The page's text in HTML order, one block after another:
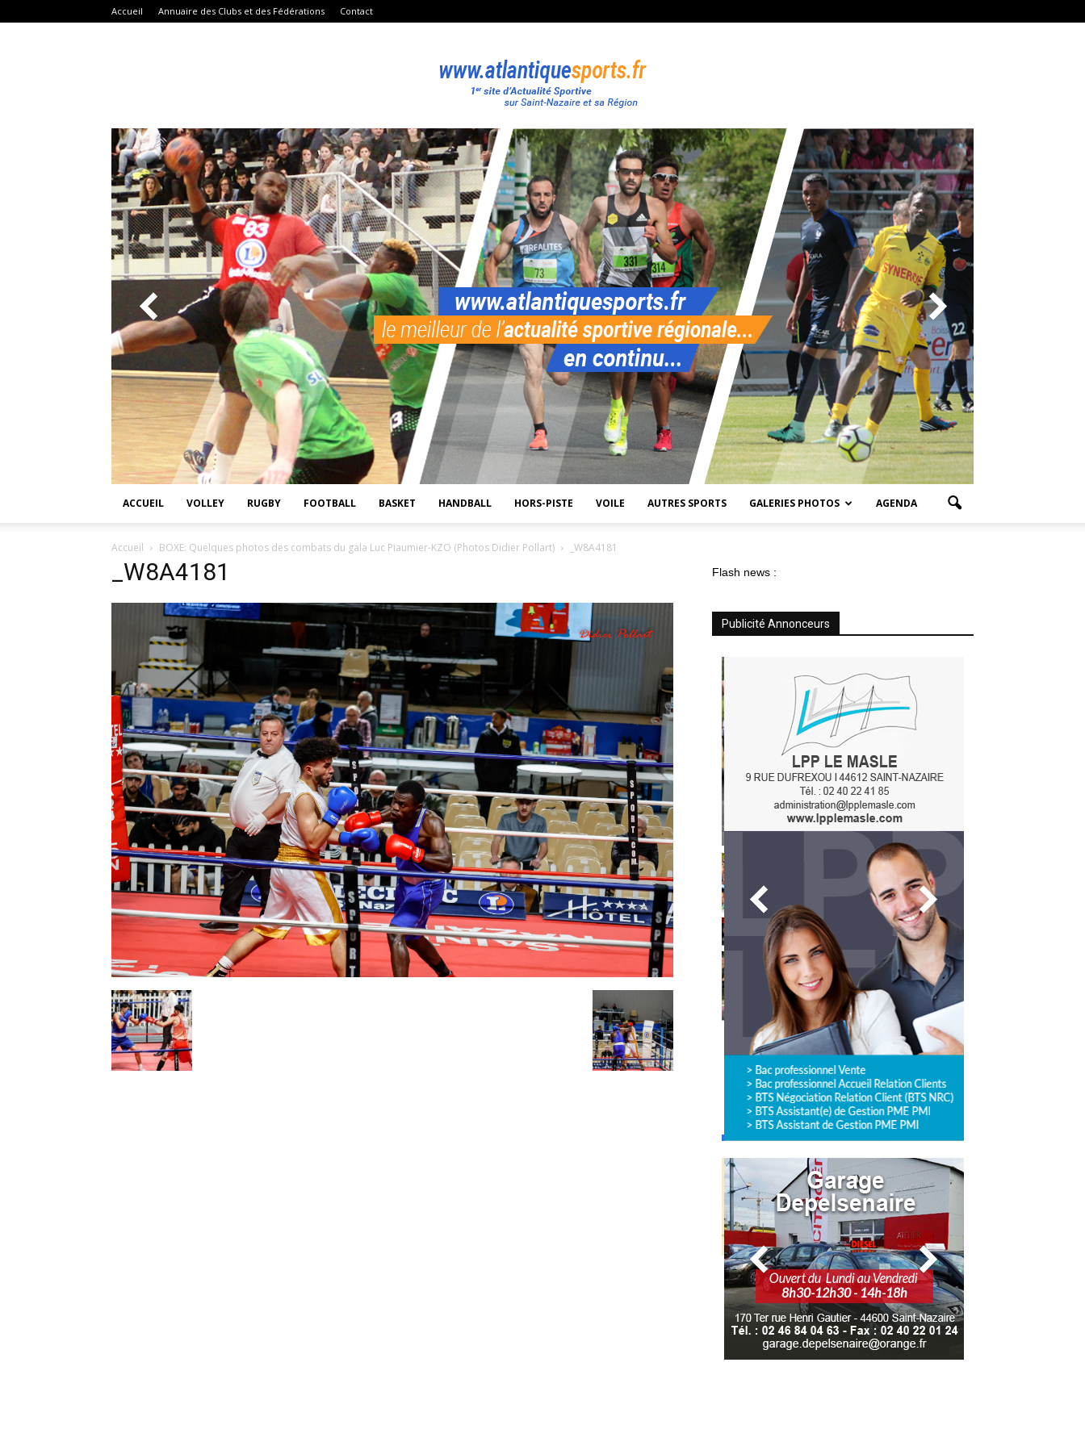
Accueil Annuaire des Clubs et des Fédérations Contact
Atlantique
Sport
ACCUEIL VOLLEY RUGBY FOOTBALL BASKET HANDBALL HORS-PISTE VOILE AUTRES SPORTS GALERIES PHOTOS AGENDA
Accueil BOXE: Quelques photos des combats du gala Luc Piaumier-KZO (Photos Didier Pollart) _W8A4181
_W8A4181 Flash news :
Publicité Annonceurs